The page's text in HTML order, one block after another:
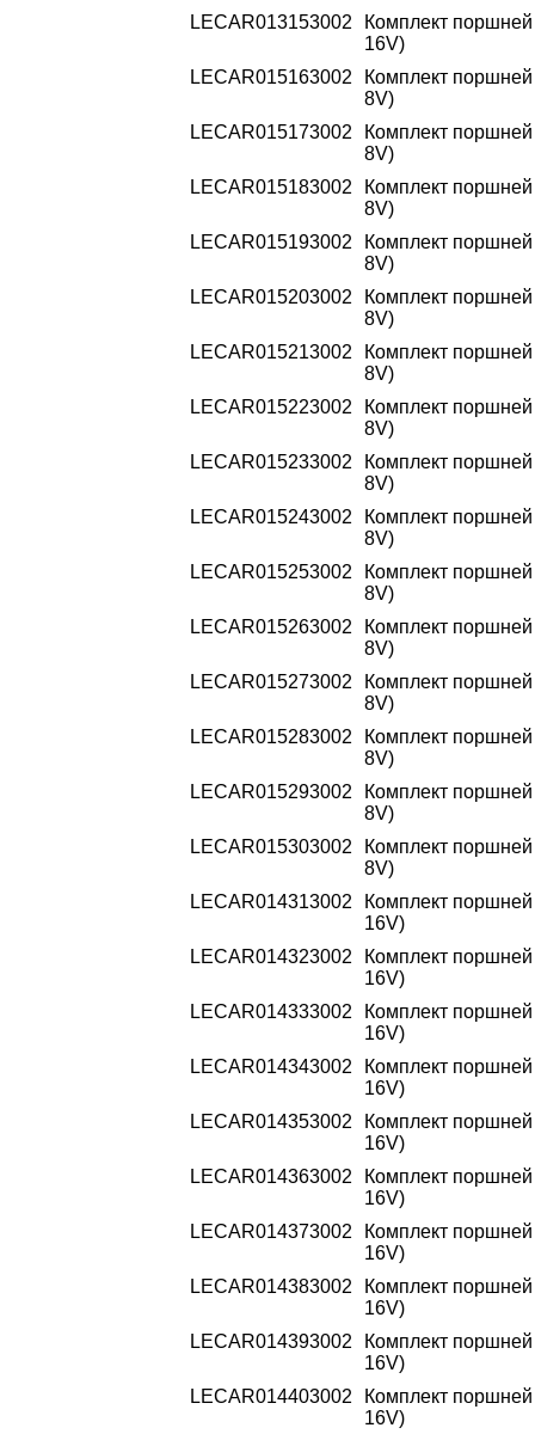
LECAR013153002
Комплект
16V)
LECAR015163002
Комплект
8V)
LECAR015173002
Комплект
8V)
LECAR015183002
Комплект
8V)
LECAR015193002
Комплект
8V)
LECAR015203002
Комплект
8V)
LECAR015213002
Комплект
8V)
LECAR015223002
Комплект
8V)
LECAR015233002
Комплект
8V)
LECAR015243002
Комплект
8V)
LECAR015253002
Комплект
8V)
LECAR015263002
Комплект
8V)
LECAR015273002
Комплект
8V)
LECAR015283002
Комплект
8V)
LECAR015293002
Комплект
8V)
LECAR015303002
Комплект
8V)
LECAR014313002
Комплект
16V)
LECAR014323002
Комплект
16V)
LECAR014333002
Комплект
16V)
LECAR014343002
Комплект
16V)
LECAR014353002
Комплект
16V)
LECAR014363002
Комплект
16V)
LECAR014373002
Комплект
16V)
LECAR014383002
Комплект
16V)
LECAR014393002
Комплект
16V)
LECAR014403002
Комплект
16V)